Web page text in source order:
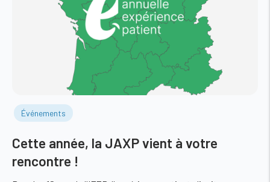
Événements
Cette année, la JAXP vient à votre
rencontre !